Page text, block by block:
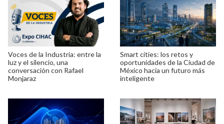
Voces de la Industria: entre la
luz y el silencio, una
conversación con Rafael
Monjaraz
Smart cities: los retos y
oportunidades de la Ciudad de
México hacia un futuro más
inteligente